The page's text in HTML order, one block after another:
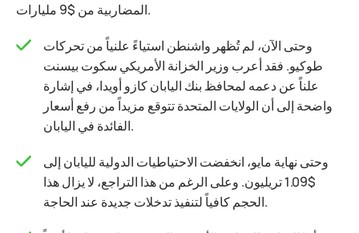
المضاربية من $9 مليارات.
وحتى الآن، لم تُظهر واشنطن استياءً علنياً من تحركات
طوكيو. فقد أعرب وزير الخزانة الأمريكي سكوت بيسنت
علناً عن دعمه لمحافظ بنك اليابان كازو أويدا، في إشارة
واضحة إلى أن الولايات المتحدة تتوقع مزيداً من رفع أسعار
الفائدة في اليابان.
وحتى نهاية مايو، انخفضت الاحتياطيات الدولية لليابان إلى
$1.09 تريليون. وعلى الرغم من هذا التراجع، لا يزال هذا
الحجم كافياً لتنفيذ تدخلات جديدة عند الحاجة.